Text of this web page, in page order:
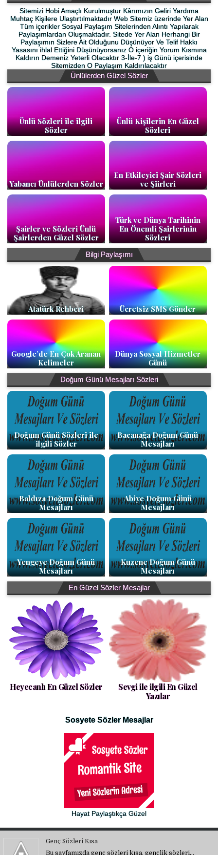
Sitemizi Hobi Amaçlı Kurulmuştur Kârımızın Geliri Yardıma
Muhtaç Kişilere Ulaştırtılmaktadır Web Sitemiz üzerinde Yer Alan
Tüm içerikler Sosyal Paylaşım Sitelerinden Alıntı Yapılarak
Paylaşımlardan Oluşmaktadır. Sitede Yer Alan Herhangi Bir
Paylaşımın Sizlere Ait Olduğunu Düşünüyor Ve Telif Hakkı
Yasasını ihlal Ettiğini Düşünüyorsanız O içeriğin Yorum Kısmına
Kaldırın Demeniz Yeterli Olacaktır 3-İle-7 ) iş Günü içerisinde
Sitemizden O Paylaşım Kaldırılacaktır
Ünlülerden Güzel Sözler
Ünlü Sözleri ile ilgili
Sözler
Ünlü Kişilerin En Güzel
Sözleri
Yabancı Ünlülerden Sözler
En Etkileyici Şair Sözleri
ve Şiirleri
Şairler ve Sözleri Ünlü
Şairlerden Güzel Sözler
Türk ve Dünya Tarihinin
En Önemli Şairlerinin
Sözleri
Bilgi Paylaşımı
Atatürk Rehberi Ücretsiz SMS Gönder
Google’de En Çok Aranan
Kelimeler
Dünya Sosyal Hizmetler
Günü
Doğum Günü Mesajları Sözleri
Doğum Günü Sözleri ile
ilgili Sözler
Bacanağa Doğum Günü
Mesajları
Baldıza Doğum Günü
Mesajları
Abiye Doğum Günü
Mesajları
Yengeye Doğum Günü
Mesajları
Kuzene Doğum Günü
Mesajları
En Güzel Sözler Mesajlar
Heyecanlı En Güzel Sözler
Sevgi ile ilgili En Güzel
Yazılar
Sosyete Sözler Mesajlar
Hayat Paylaştıkça Güzel
Genç Sözleri Kısa
Bu sayfamızda genç sözleri kısa, gençlik sözleri…